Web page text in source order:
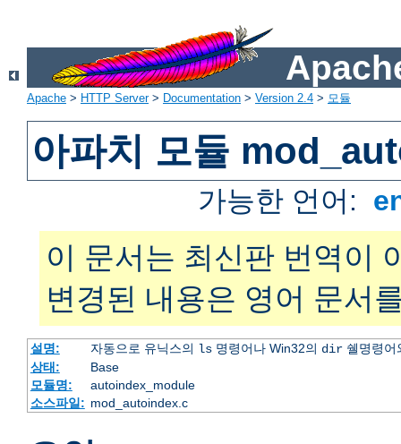
Apache > HTTP Server> Documentation > Version 2.4 > 모듈
아파치 모듈
가능한 언어:
이 문서는 최신판 번역이
변경된 내용은 영어 문서
설명: 자동으로 유닉스의 ls명령어나 Win32의 dir쉘명령어
상태:
Base
모듈명:
autoindex_module
소스파일: mod_autoindex.c